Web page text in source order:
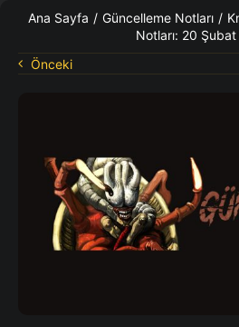
KO
Ana Sayfa / Güncelleme Notları /
Notları: 20
Önceki